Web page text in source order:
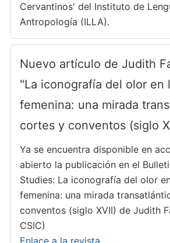
Cervantinos' del Instituto de
Antropología (ILLA).
Nuevo artículo de Judith
"La iconografía del olor en
femenina: una mirada
cortes y conventos (siglo
Ya se encuentra disponible en
abierto la publicación en el
Studies: La iconografía del olor
femenina: una mirada
conventos (siglo XVII) de Judith
CSIC)
Enlace a la revista